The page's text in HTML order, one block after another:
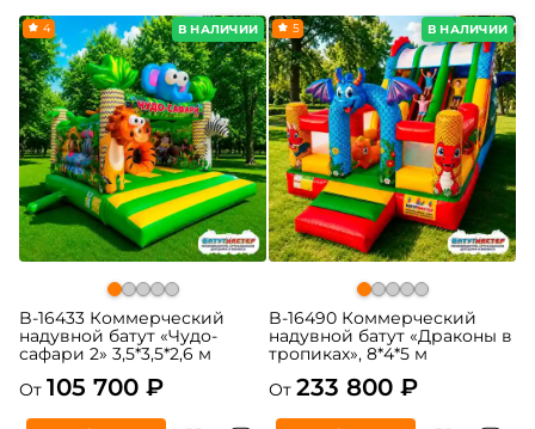
В НАЛИЧИИ
4
B-16433 Коммерческий
надувной батут «Чудо-
сафари 2» 3,5*3,5*2,6 м
От 105 700 ₽
В НАЛИЧИИ
5
B-16490 Коммерческий
надувной батут «Драконы в
тропиках», 8*4*5 м
От 233 800 ₽